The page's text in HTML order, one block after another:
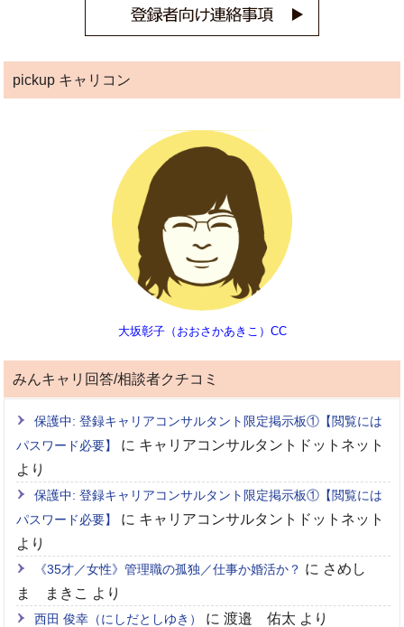
pickup キャリコン
大坂彰子（おおさかあきこ）CC
みんキャリ回答/相談者クチコミ
保護中: 登録キャリアコンサルタント限定掲示板①【閲覧には
パスワード必要】
に キャリアコンサルタントドットネット
より
保護中: 登録キャリアコンサルタント限定掲示板①【閲覧には
パスワード必要】
に キャリアコンサルタントドットネット
より
《35才／女性》管理職の孤独／仕事か婚活か？ に さめし
ま まきこ より
西田 俊幸（にしだとしゆき） に渡邉 佑太 より